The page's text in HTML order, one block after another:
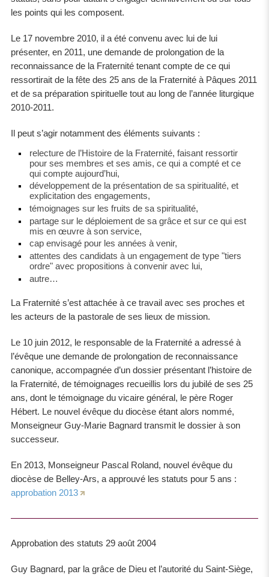
les points qui les composent.
Le 17 novembre 2010, il a été convenu avec lui de lui
présenter, en 2011, une demande de prolongation de la
reconnaissance de la Fraternité tenant compte de ce qui
ressortirait de la fête des 25 ans de la Fraternité à Pâques 2011
et de sa préparation spirituelle tout au long de l’année liturgique
2010-2011.
Il peut s’agir notamment des éléments suivants :
relecture de l’Histoire de la Fraternité, faisant ressortir
pour ses membres et ses amis, ce qui a compté et ce
qui compte aujourd’hui,
développement de la présentation de sa spiritualité, et
explicitation des engagements,
témoignages sur les fruits de sa spiritualité,
partage sur le déploiement de sa grâce et sur ce qui est
mis en œuvre à son service,
cap envisagé pour les années à venir,
attentes des candidats à un engagement de type "tiers
ordre" avec propositions à convenir avec lui,
autre…
La Fraternité s’est attachée à ce travail avec ses proches et
les acteurs de la pastorale de ses lieux de mission.
Le 10 juin 2012, le responsable de la Fraternité a adressé à
l’évêque une demande de prolongation de reconnaissance
canonique, accompagnée d’un dossier présentant l’histoire de
la Fraternité, de témoignages recueillis lors du jubilé de ses 25
ans, dont le témoignage du vicaire général, le père Roger
Hébert. Le nouvel évêque du diocèse étant alors nommé,
Monseigneur Guy-Marie Bagnard transmit le dossier à son
successeur.
En 2013, Monseigneur Pascal Roland, nouvel évêque du
diocèse de Belley-Ars, a approuvé les statuts pour 5 ans :
approbation 2013
Approbation des statuts 29 août 2004
Guy Bagnard, par la grâce de Dieu et l’autorité du Saint-Siège,